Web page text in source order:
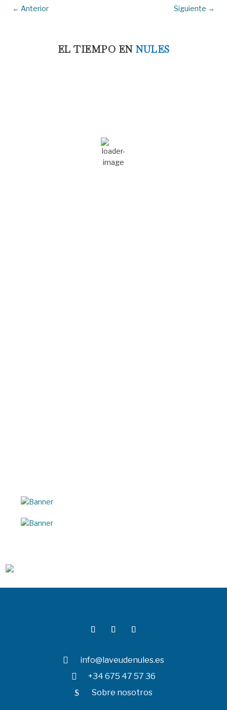
← Anterior Siguiente →
EL TIEMPO EN NULES
Cielo Claro
Ráfagas de viento:
 info@laveudenules.es
 +34 675 47 57 36
$ Sobre nosotros